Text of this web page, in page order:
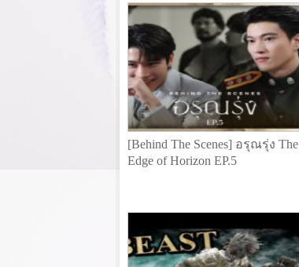
[Behind The Scenes] อรุณรุ่ง The
Edge of Horizon EP.5